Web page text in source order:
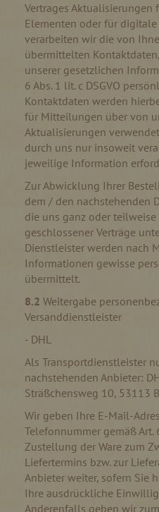
Vertrages Aktualisierungen
Elementen oder für
verarbeiten wir die von
übermittelten
unserer gesetzlichen
6 Abs. 1 lit. c DSGVO
Kontaktdaten werden
für Mitteilungen über von
Aktualisierungen
durch uns nur insoweit
jeweilige Information
Zur Abwicklung Ihrer
dem / den nachstehenden
die uns ganz oder
geschlossener Verträge
Dienstleister werden nach
Informationen gewisse
übermittelt.
8.2 Weitergabe
Versanddienstleister
- DHL
Als Transportdienstleister
nachstehenden Anbieter:
Sträßchensweg 10, 53113
Wir geben Ihre E-Mail-
Telefonnummer gemäß Art.
Zustellung der Ware zum
Liefertermins bzw. zur
Anbieter weiter, sofern Sie
Ihre ausdrückliche
Anderenfalls geben wir